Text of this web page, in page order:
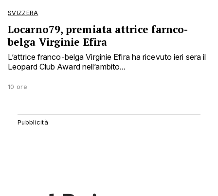
SVIZZERA
Locarno79, premiata attrice farnco-
belga Virginie Efira
L’attrice franco-belga Virginie Efira ha ricevuto ieri sera il
Leopard Club Award nell’ambito...
10 ore